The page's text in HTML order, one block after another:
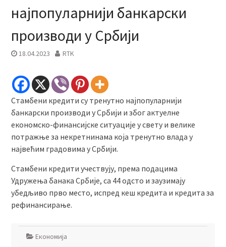
најпопуларнији банкарски
производи у Србији
18.04.2023 RTK
Стамбени кредити су тренутно најпопуларнији
банкарски производи у Србији и због актуелне
економско-финансијске ситуације у свету и велике
потражње за некретнинама која тренутно влада у
највећим градовима у Србији.
Стамбени кредити учествују, према подацима
Удружења банака Србије, са 44 одсто и заузимају
убедљиво прво место, испред кеш кредита и кредита за
рефинансирање.
Економија